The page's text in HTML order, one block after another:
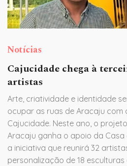
Notícias
Cajucidade chega à
artistas
Arte, criatividade e identidade
ocupar as ruas de Aracaju com
Cajucidade. Neste ano, o
Aracaju ganha o apoio da
a iniciativa que reunirá 32
personalização de 18